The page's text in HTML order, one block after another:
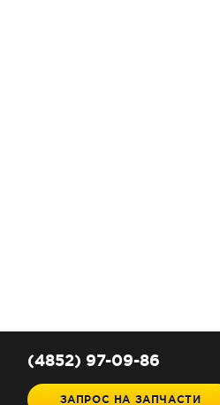
(4852) 97-09-86
ЗАПРОС НА ЗАПЧАСТИ